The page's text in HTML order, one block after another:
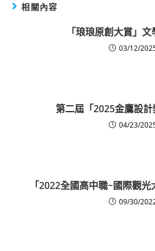
相關內容
「琅琅原創大賞」
03/12/
第二屆「2025金鷹設
04/23/
「2022全國高中職~國際觀
09/30/